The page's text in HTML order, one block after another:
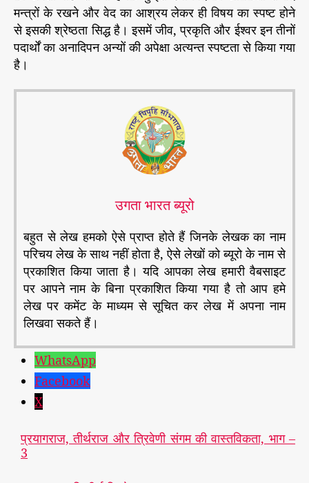
मन्त्रों के रखने और वेद का आश्रय लेकर ही विषय का स्पष्ट होने
से इसकी श्रेष्ठता सिद्ध है। इसमें जीव, प्रकृति और ईश्वर इन तीनों
पदार्थों का अनादिपन अन्यों की अपेक्षा अत्यन्त स्पष्टता से किया गया
है।
उगता भारत ब्यूरो
बहुत से लेख हमको ऐसे प्राप्त होते हैं जिनके लेखक का नाम
परिचय लेख के साथ नहीं होता है, ऐसे लेखों को ब्यूरो के नाम से
प्रकाशित किया जाता है। यदि आपका लेख हमारी वैबसाइट
पर आपने नाम के बिना प्रकाशित किया गया है तो आप हमे
लेख पर कमेंट के माध्यम से सूचित कर लेख में अपना नाम
लिखवा सकते हैं।
WhatsApp
Facebook
X
प्रयागराज, तीर्थराज और त्रिवेणी संगम की वास्तविकता, भाग –
3